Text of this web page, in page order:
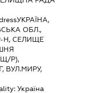
УКРАЇНА,
ОБЛ.,
Н, СЕЛИЩЕ
Р),
ВУЛ.МИРУ,
Україна